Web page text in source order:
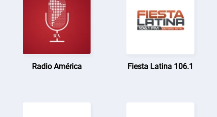
Radio América Fiesta Latina 106.1